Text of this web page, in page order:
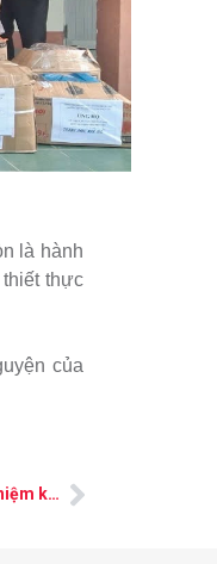
là hành
thực
của
Đại hội đại biểu Công đoàn công ty cổ phần K.I.P Việt Nam lần thứ XXV, Nhiệm kỳ 2025 – 2030